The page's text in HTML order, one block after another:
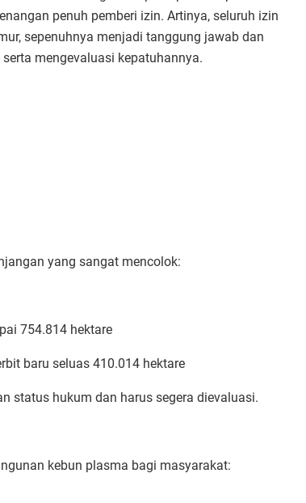
penuh pemberi izin. Artinya, seluruh izin
sepenuhnya menjadi tanggung jawab dan
mengevaluasi kepatuhannya.
yang sangat mencolok:
754.814 hektare
baru seluas 410.014 hektare
status hukum dan harus segera dievaluasi.
kebun plasma bagi masyarakat: